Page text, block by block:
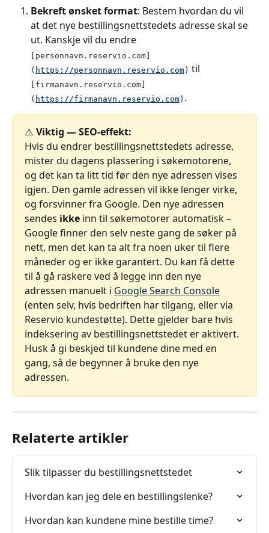
Bekreft ønsket format: Bestem hvordan du vil
at det nye bestillingsnettstedets adresse skal se
ut. Kanskje vil du endre
[personnavn.reservio.com]
( https://personnavn.reservio.com) til
[firmanavn.reservio.com]
( https://firmanavn.reservio.com) .
⚠️ Viktig — SEO-effekt:
Hvis du endrer bestillingsnettstedets adresse,
mister du dagens plassering i søkemotorene,
og det kan ta litt tid før den nye adressen vises
igjen. Den gamle adressen vil ikke lenger virke,
og forsvinner fra Google. Den nye adressen
sendes ikke inn til søkemotorer automatisk –
Google finner den selv neste gang de søker på
nett, men det kan ta alt fra noen uker til flere
måneder og er ikke garantert. Du kan få dette
til å gå raskere ved å legge inn den nye
adressen manuelt i Google Search Console
(enten selv, hvis bedriften har tilgang, eller via
Reservio kundestøtte). Dette gjelder bare hvis
indeksering av bestillingsnettstedet er aktivert.
Husk å gi beskjed til kundene dine med en
gang, så de begynner å bruke den nye
adressen.
Relaterte artikler
Slik tilpasser du bestillingsnettstedet
Hvordan kan jeg dele en bestillingslenke?
Hvordan kan kundene mine bestille time?